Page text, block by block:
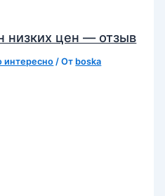
низких цен — отзыв
интересно / От boska